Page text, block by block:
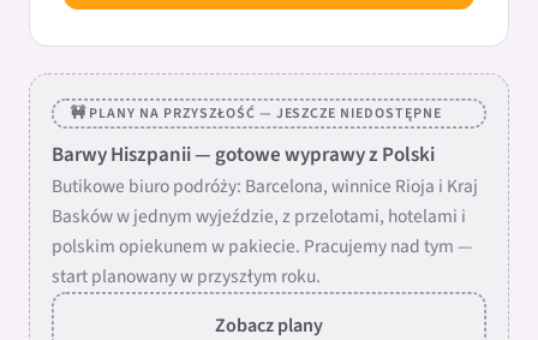
🚧 PLANY NA PRZYSZŁOŚĆ — JESZCZE NIEDOSTĘPNE
Barwy Hiszpanii — gotowe wyprawy z Polski
Butikowe biuro podróży: Barcelona, winnice Rioja i Kraj
Basków w jednym wyjeździe, z przelotami, hotelami i
polskim opiekunem w pakiecie. Pracujemy nad tym —
start planowany w przyszłym roku.
Zobacz plany